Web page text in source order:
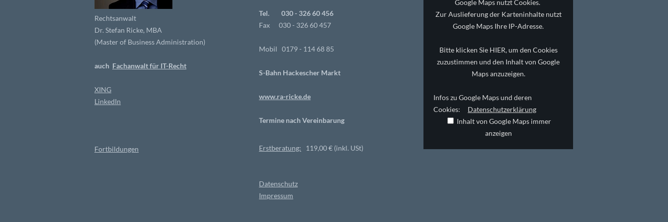
Rechtsanwalt
Dr. Stefan Ricke, MBA
(Master of Business Administration)
auch Fachanwalt für IT-Recht
XING
LinkedIn
Fortbildungen
Tel. 030 - 326 60 456
Fax 030 - 326 60 457
Mobil 0179 - 114 68 85
S-Bahn Hackescher Markt
www.ra-ricke.de
Termine nach Vereinbarung
Erstberatung: 119,00 € (inkl. USt)
Datenschutz
Impressum
Google Maps nutzt Cookies.
Zur Auslieferung der Karteninhalte nutzt
Google Maps Ihre IP-Adresse.
Bitte klicken Sie HIER, um den Cookies
zuzustimmen und den Inhalt von Google
Maps anzuzeigen.
Infos zu Google Maps und deren
Cookies: Datenschutzerklärung
Inhalt von Google Maps immer
anzeigen